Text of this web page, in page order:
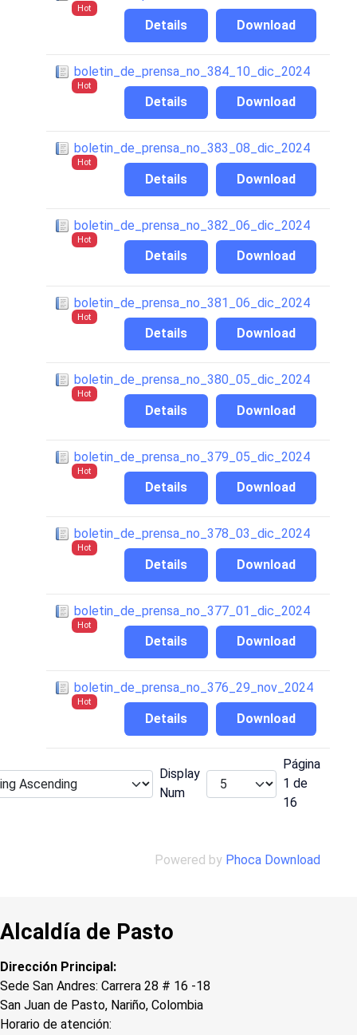
Hot
Download
Details
boletin_de_prensa_no_384_10_dic_2024
Hot
Download
Details
boletin_de_prensa_no_383_08_dic_2024
Hot
Download
Details
boletin_de_prensa_no_382_06_dic_2024
Hot
Download
Details
boletin_de_prensa_no_381_06_dic_2024
Hot
Download
Details
boletin_de_prensa_no_380_05_dic_2024
Hot
Download
Details
boletin_de_prensa_no_379_05_dic_2024
Hot
Download
Details
boletin_de_prensa_no_378_03_dic_2024
Hot
Download
Details
boletin_de_prensa_no_377_01_dic_2024
Hot
Download
Details
boletin_de_prensa_no_376_29_nov_2024
Hot
Download
Details
Display
Num
Página
1 de
16
Powered by Phoca Download
Alcaldía de Pasto
Dirección Principal:
Sede San Andres: Carrera 28 # 16 -18
San Juan de Pasto, Nariño, Colombia
Horario de atención: